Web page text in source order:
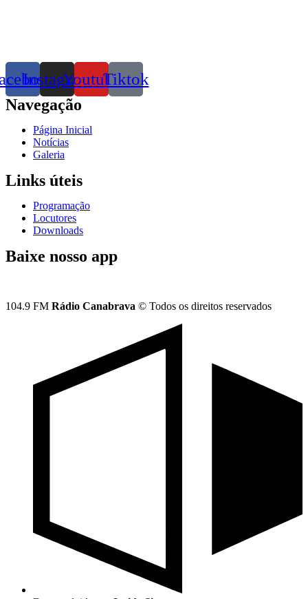
InstagramYoutubeTiktok
Navegação
Página Inicial
Notícias
Galeria
Links úteis
Programação
Locutores
Downloads
Baixe nosso app
104.9 FM Rádio Canabrava © Todos os direitos reservados